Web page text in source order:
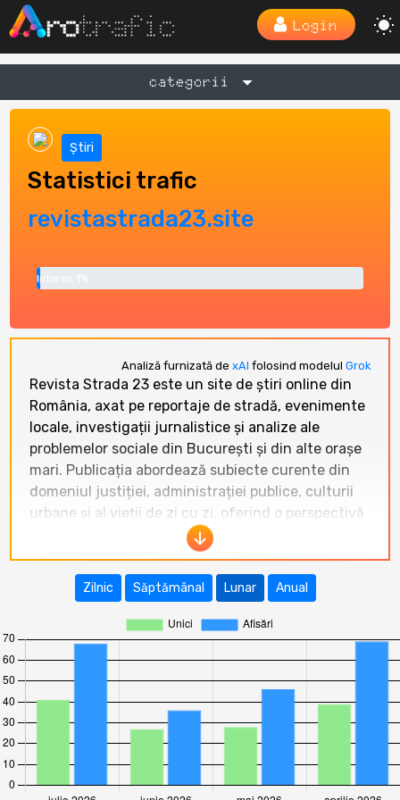
Login
categorii
Știri
Statistici trafic
revistastrada23.site
Interes 1%
Analiză furnizată de xAI folosind modelul Grok
Revista Strada 23 este un site de știri online din
România, axat pe reportaje de stradă, evenimente
locale, investigații jurnalistice și analize ale
problemelor sociale din București și din alte orașe
mari. Publicația abordează subiecte curente din
domeniul justiției, administrației publice, culturii
urbane și al vieții de zi cu zi, oferind o perspectivă
independentă și directă asupra realității
românești.
În ultimele 12 luni,revistastrada23.site
mai bun rezultat a fost înseptembrie 2025
166 de vizitatori uniciși372 de afișări. După
această creștere semnificativă, traficul a scăzut
constant, ajungând la doar41 de vizitatori
unici și 68 de afișări iulie 2026
. Perioada
octombrie 2025 – iulie 2026 arată o tendință
generală de scădere accentuată, cu o medie
lunară de aproximativ 58 de vizitatori unici,
Zilnic Săptămânal Lunar Anual